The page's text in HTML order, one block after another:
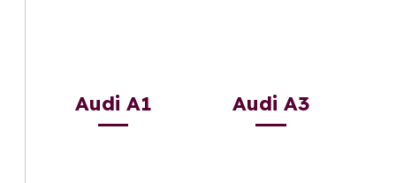
Audi A1 Audi A3